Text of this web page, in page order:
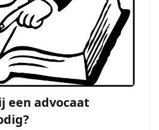
een advocaat